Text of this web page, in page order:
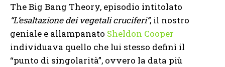
The Big Bang Theory, episodio intitolato
“L’esaltazione dei vegetali cruciferi”, il nostro
geniale e allampanato Sheldon Cooper
individuava quello che lui stesso definì il
“punto di singolarità”, ovvero la data più